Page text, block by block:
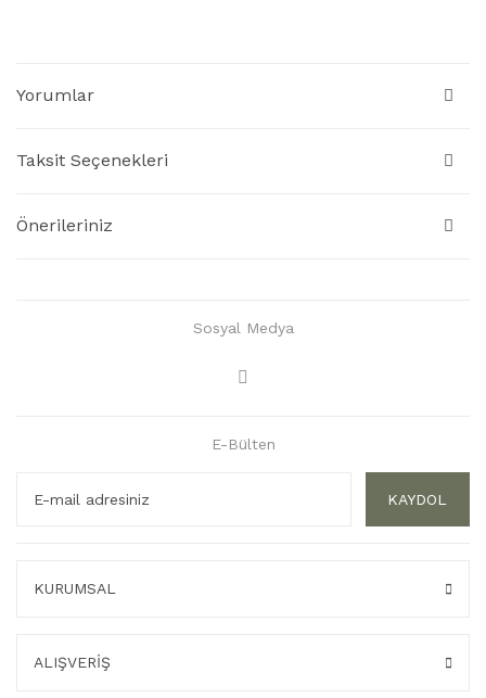
Yorumlar
Taksit Seçenekleri
Önerileriniz
Sosyal Medya
E-Bülten
KAYDOL
KURUMSAL
ALIŞVERİŞ